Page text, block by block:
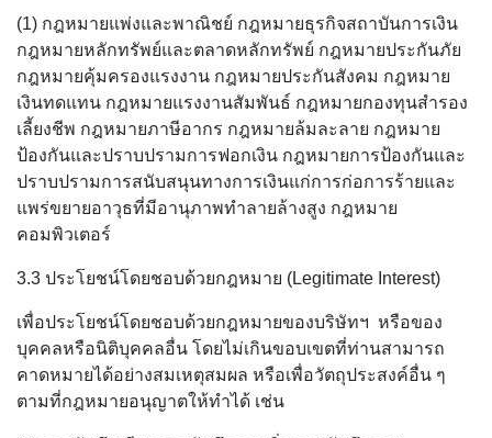
(1) กฎหมายแพ่งและพาณิชย์ กฎหมายธุรกิจสถาบันการเงิน
กฎหมายหลักทรัพย์และตลาดหลักทรัพย์ กฎหมายประกันภัย
กฎหมายคุ้มครองแรงงาน กฎหมายประกันสังคม กฎหมาย
เงินทดแทน กฎหมายแรงงานสัมพันธ์ กฎหมายกองทุนสำรอง
เลี้ยงชีพ กฎหมายภาษีอากร กฎหมายล้มละลาย กฎหมาย
ป้องกันและปราบปรามการฟอกเงิน กฎหมายการป้องกันและ
ปราบปรามการสนับสนุนทางการเงินแก่การก่อการร้ายและ
แพร่ขยายอาวุธที่มีอานุภาพทำลายล้างสูง กฎหมาย
คอมพิวเตอร์
3.3 ประโยชน์โดยชอบด้วยกฎหมาย (Legitimate Interest)
เพื่อประโยชน์โดยชอบด้วยกฎหมายของบริษัทฯ หรือของ
บุคคลหรือนิติบุคคลอื่น โดยไม่เกินขอบเขตที่ท่านสามารถ
คาดหมายได้อย่างสมเหตุสมผล หรือเพื่อวัตถุประสงค์อื่น ๆ
ตามที่กฎหมายอนุญาตให้ทำได้ เช่น